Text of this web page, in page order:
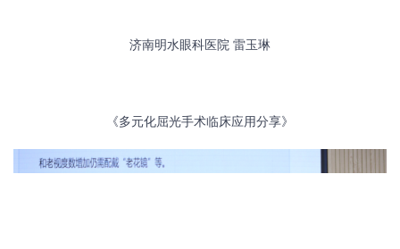
济南明水眼科医院 雷玉琳
《多元化屈光手术临床应用分享》